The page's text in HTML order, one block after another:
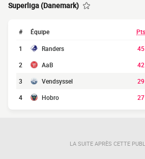
Superliga (Danemark)
# Équipe Pts
1 Randers 45
2 AaB 42
3 Vendsyssel 29
4
Hobro 27
LA SUITE APRÈS CETTE